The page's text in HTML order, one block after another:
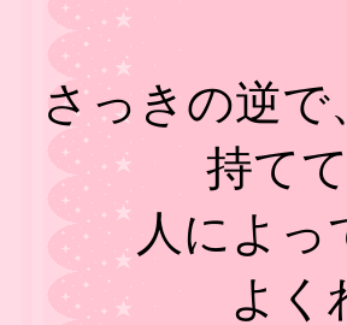
さっきの逆
持て
人によっ
よく